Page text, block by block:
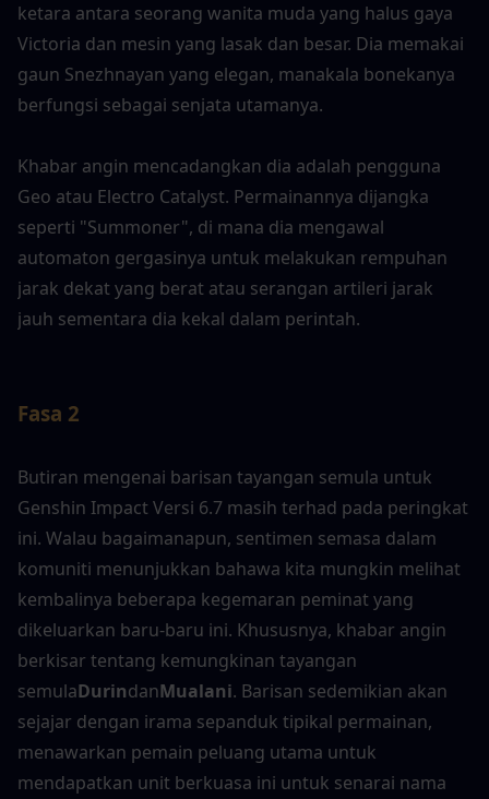
ketara antara seorang wanita muda yang halus gaya
Victoria dan mesin yang lasak dan besar. Dia memakai
gaun Snezhnayan yang elegan, manakala bonekanya
berfungsi sebagai senjata utamanya.
Khabar angin mencadangkan dia adalah pengguna
Geo atau Electro Catalyst. Permainannya dijangka
seperti "Summoner", di mana dia mengawal
automaton gergasinya untuk melakukan rempuhan
jarak dekat yang berat atau serangan artileri jarak
jauh sementara dia kekal dalam perintah.
Fasa 2
Butiran mengenai barisan tayangan semula untuk
Genshin Impact Versi 6.7 masih terhad pada peringkat
ini. Walau bagaimanapun, sentimen semasa dalam
komuniti menunjukkan bahawa kita mungkin melihat
kembalinya beberapa kegemaran peminat yang
dikeluarkan baru-baru ini. Khususnya, khabar angin
berkisar tentang kemungkinan tayangan
semulaDurindanMualani. Barisan sedemikian akan
sejajar dengan irama sepanduk tipikal permainan,
menawarkan pemain peluang utama untuk
mendapatkan unit berkuasa ini untuk senarai nama